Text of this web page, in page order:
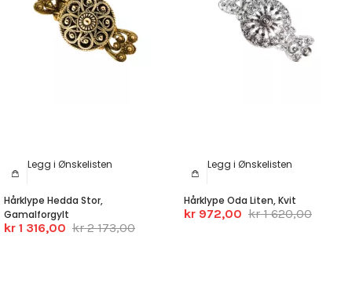
Legg i Ønskelisten
Hårklype Hedda Stor,
Gamalforgylt
kr 1 316,00 kr 2 173,00
Legg i Ønskelisten
Hårklype Oda Liten, Kvit
kr 972,00 kr 1 620,00